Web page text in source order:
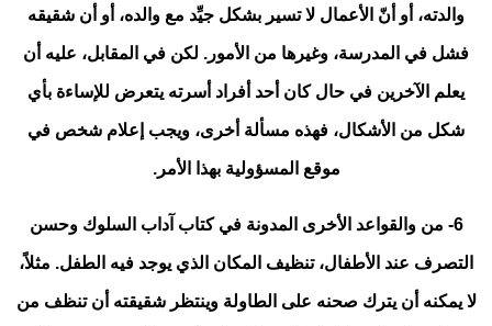
والدته، أو أنّ الأعمال لا تسير بشكل جيِّد مع والده، أو أن شقيقه
فشل في المدرسة، وغيرها من الأمور. لكن في المقابل، عليه أن
يعلم الآخرين في حال كان أحد أفراد أسرته يتعرض للإساءة بأي
شكل من الأشكال، فهذه مسألة أخرى، ويجب إعلام شخص في
موقع المسؤولية بهذا الأمر.
6- من والقواعد الأخرى المدونة في كتاب آداب السلوك وحسن
التصرف عند الأطفال، تنظيف المكان الذي يوجد فيه الطفل. مثلاً،
لا يمكنه أن يترك صحنه على الطاولة وينتظر شقيقته أن تنظف من